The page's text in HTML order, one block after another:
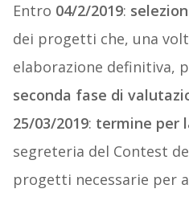
Entro 04/2/2019:
dei progetti che, una
elaborazione definitiva,
seconda fase di
25/03/2019: termine per
segreteria del Contest
progetti necessarie per